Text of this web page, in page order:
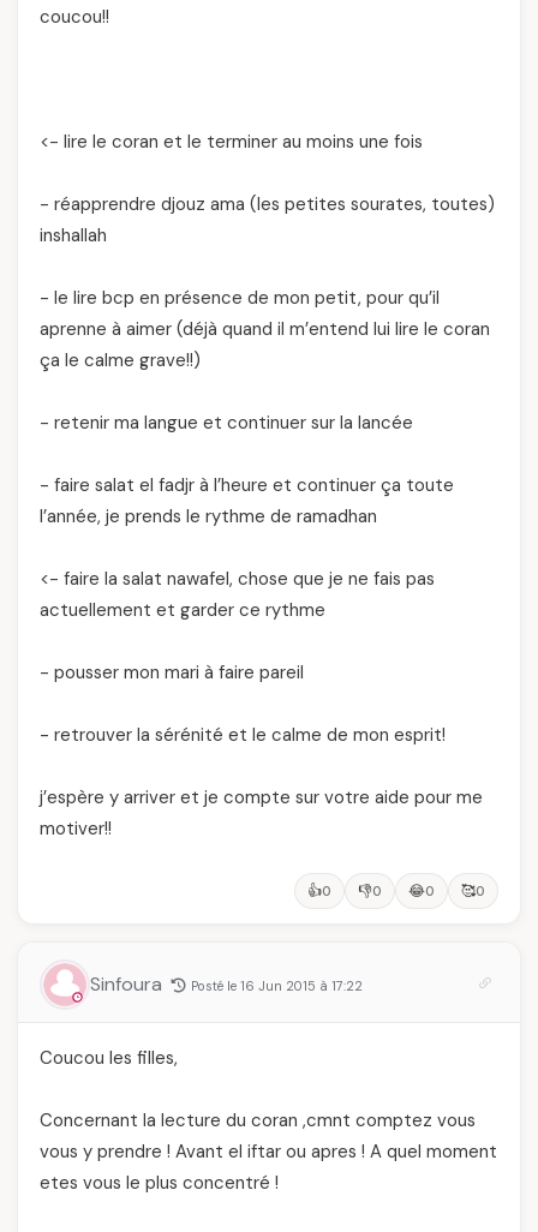
coucou!!
<- lire le coran et le terminer au moins une fois
- réapprendre djouz ama (les petites sourates, toutes)
inshallah
- le lire bcp en présence de mon petit, pour qu’il
aprenne à aimer (déjà quand il m’entend lui lire le coran
ça le calme grave!!)
- retenir ma langue et continuer sur la lancée
- faire salat el fadjr à l’heure et continuer ça toute
l’année, je prends le rythme de ramadhan
<- faire la salat nawafel, chose que je ne fais pas
actuellement et garder ce rythme
- pousser mon mari à faire pareil
- retrouver la sérénité et le calme de mon esprit!
j’espère y arriver et je compte sur votre aide pour me
motiver!!
👍0 👎0 😂0 🥰0
Sinfoura Posté le 16 Jun 2015 à 17:22
Coucou les filles,
Concernant la lecture du coran ,cmnt comptez vous
vous y prendre ! Avant el iftar ou apres ! A quel moment
etes vous le plus concentré !